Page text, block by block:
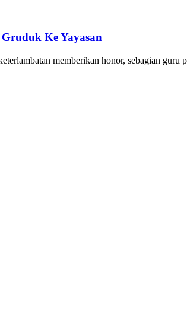
Ke Yayasan
memberikan honor, sebagian guru